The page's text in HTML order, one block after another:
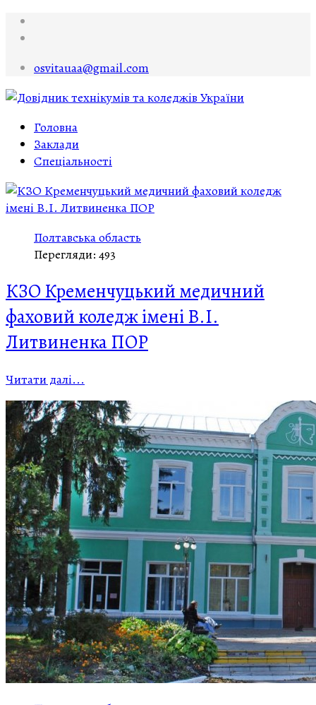
osvitauaa@gmail.com
Головна
Заклади
Спеціальності
Полтавська область
Перегляди: 493
КЗО Кременчуцький медичний
фаховий коледж імені В.І.
Литвиненка ПОР
Читати далі...